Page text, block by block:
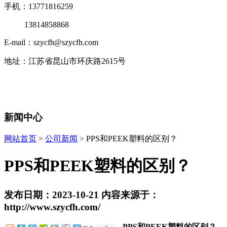
手机：13771816259
13814858868
E-mail：szycfh@szycfh.com
地址：江苏省昆山市环庆路2615号
新闻中心
网站首页 > 公司新闻 > PPS和PEEK塑料的区别？
PPS和PEEK塑料的区别？
发布日期：2023-10-21 内容来源于：
http://www.szycfh.com/